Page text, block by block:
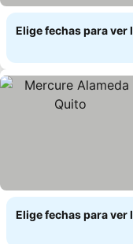
Elige fechas para
Elige fechas para